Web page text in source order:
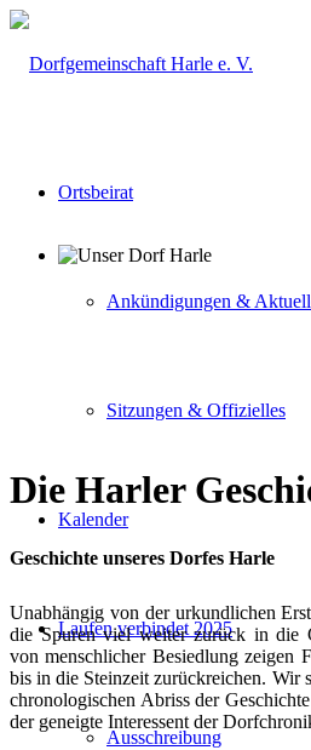
Ortsbeirat
Ankündigungen &
Sitzungen & Offizielles
Kalender
Laufen verbindet 2025
Ausschreibung
Die Harler
Geschichte unseres Dorfes Harle
Unabhängig von der urkundlichen
die Spuren viel weiter zurück in die
von menschlicher Besiedlung zeigen
bis in die Steinzeit zurückreichen. Wir
chronologischen Abriss der
der geneigte Interessent der